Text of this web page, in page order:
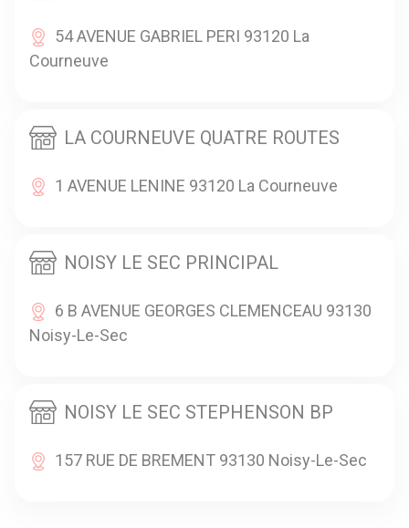
54 AVENUE GABRIEL PERI 93120 La
Courneuve
LA COURNEUVE QUATRE ROUTES
1 AVENUE LENINE 93120 La Courneuve
NOISY LE SEC PRINCIPAL
6 B AVENUE GEORGES CLEMENCEAU 93130
Noisy-Le-Sec
NOISY LE SEC STEPHENSON BP
157 RUE DE BREMENT 93130 Noisy-Le-Sec